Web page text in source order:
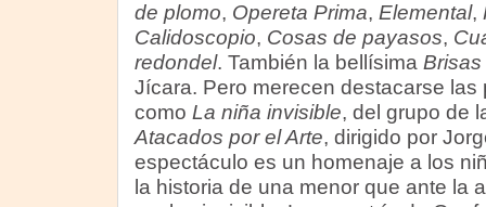
de plomo, Opereta Prima, Elemental,
Calidoscopio, Cosas de payasos,
redondel. También la bellísima
Jícara. Pero merecen destacarse
como La niña invisible, del grupo de
Atacados por el Arte, dirigido por
espectáculo es un homenaje a los
la historia de una menor que ante la